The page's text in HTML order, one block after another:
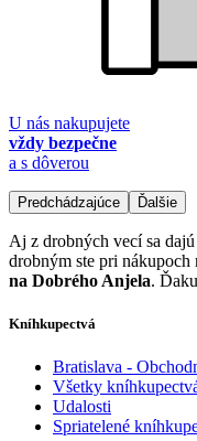
U nás nakupujete
vždy bezpečne
a s dôverou
Predchádzajúce Ďalšie
Aj z drobných vecí sa
drobným ste pri
na Dobrého Anjela.
Kníhkupectvá
Bratislava -
Všetky
Udalosti
Spriatelené